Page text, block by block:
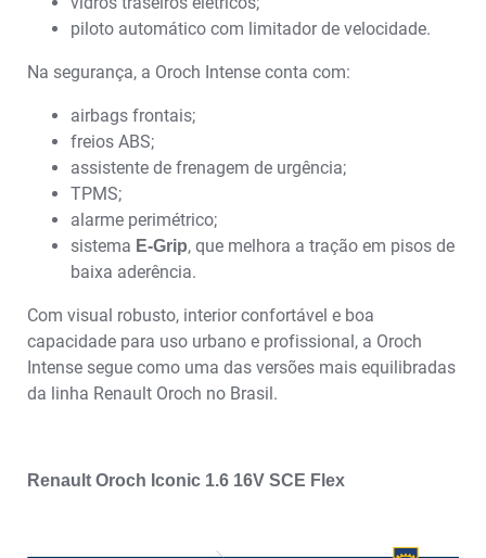
piloto automático com limitador de velocidade.
Na segurança, a Oroch Intense conta com:
airbags frontais;
freios ABS;
assistente de frenagem de urgência;
TPMS;
alarme perimétrico;
sistema E-Grip, que melhora a tração em pisos de
baixa aderência.
Com visual robusto, interior confortável e boa
capacidade para uso urbano e profissional, a Oroch
Intense segue como uma das versões mais equilibradas
da linha Renault Oroch no Brasil.
Renault Oroch Iconic 1.6 16V SCE Flex